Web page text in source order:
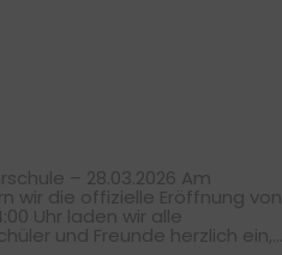
– 28.03.2026 Am
wir die offizielle Eröffnung von
Uhr laden wir alle
und Freunde herzlich ein,